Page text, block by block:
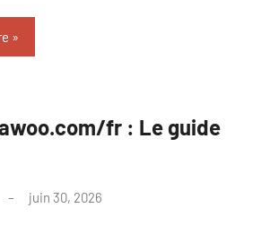
fr : Le guide
juin 30, 2026